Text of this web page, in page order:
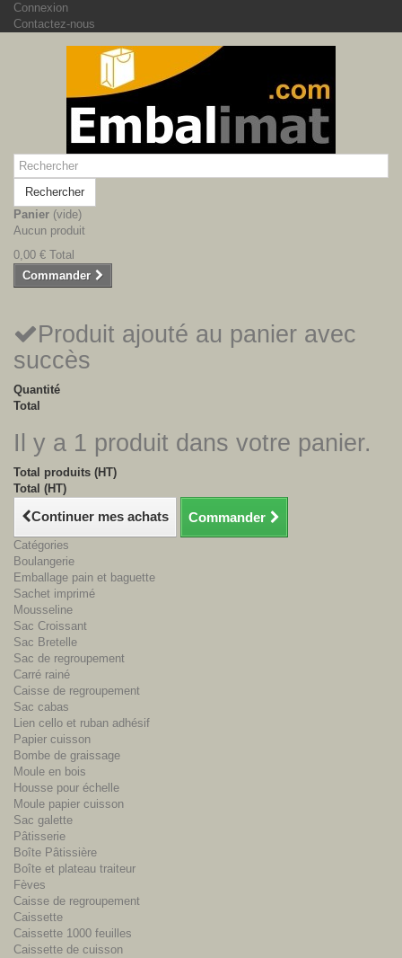
Connexion
Contactez-nous
Rechercher
Panier (vide)
Aucun produit
0,00 € Total
Commander
Produit ajouté au panier avec
succès
Quantité
Total
Il y a 1 produit dans votre panier.
Total produits (HT)
Total (HT)
Continuer mes achats Commander
Catégories
Boulangerie
Emballage pain et baguette
Sachet imprimé
Mousseline
Sac Croissant
Sac Bretelle
Sac de regroupement
Carré rainé
Caisse de regroupement
Sac cabas
Lien cello et ruban adhésif
Papier cuisson
Bombe de graissage
Moule en bois
Housse pour échelle
Moule papier cuisson
Sac galette
Pâtisserie
Boîte Pâtissière
Boîte et plateau traiteur
Fèves
Caisse de regroupement
Caissette
Caissette 1000 feuilles
Caissette de cuisson